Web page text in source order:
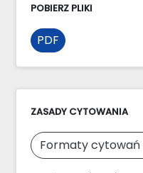
POBIERZ PLIKI
PDF
ZASADY CYTOWANIA
Formaty cytowań